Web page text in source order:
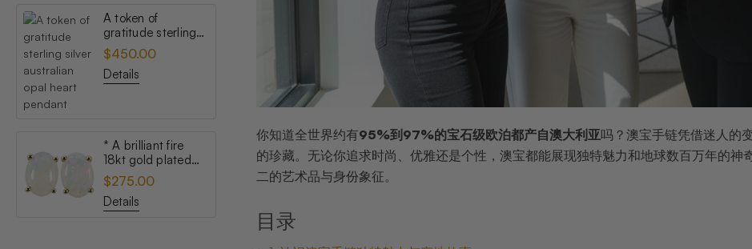
A token of
gratitude sterling
silver australian
opal heart pendant
$450.00
Details
* A brilliant fire
18kt gold plated
australian white
opal stud earrings
$275.00
Details
你知道全世界约有95%到97%的宝石级欧泊都产自澳大利亚吗？澳宝手链凭借迷人的
的珍藏。无论你追求时尚、优雅还是个性，澳宝都能展现独特魅力和地球数百万年的
二的艺术品与身份象征。
目录